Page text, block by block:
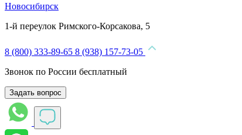
Новосибирск
1-й переулок Римского-Корсакова, 5
8 (800) 333-89-65 8 (938) 157-73-05
Звонок по России бесплатный
Задать вопрос